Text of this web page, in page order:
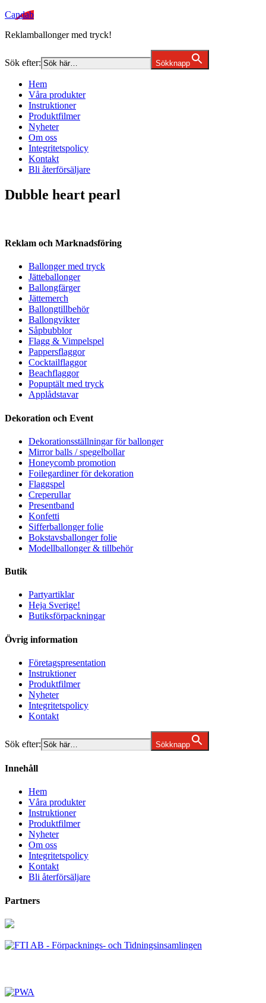
Candab
Reklamballonger med tryck!
Sök efter: Sökknapp
Hem
Våra produkter
Instruktioner
Produktfilmer
Nyheter
Om oss
Integritetspolicy
Kontakt
Bli återförsäljare
Dubble heart pearl
Reklam och Marknadsföring
Ballonger med tryck
Jätteballonger
Ballongfärger
Jättemerch
Ballongtillbehör
Ballongvikter
Såpbubblor
Flagg & Vimpelspel
Pappersflaggor
Cocktailflaggor
Beachflaggor
Popuptält med tryck
Applådstavar
Dekoration och Event
Dekorationsställningar för ballonger
Mirror balls / spegelbollar
Honeycomb promotion
Foilegardiner för dekoration
Flaggspel
Creperullar
Presentband
Konfetti
Sifferballonger folie
Bokstavsballonger folie
Modellballonger & tillbehör
Butik
Partyartiklar
Heja Sverige!
Butiksförpackningar
Övrig information
Företagspresentation
Instruktioner
Produktfilmer
Nyheter
Integritetspolicy
Kontakt
Sök efter: Sökknapp
Innehåll
Hem
Våra produkter
Instruktioner
Produktfilmer
Nyheter
Om oss
Integritetspolicy
Kontakt
Bli återförsäljare
Partners